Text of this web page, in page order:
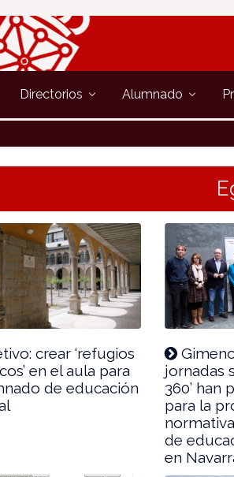
Directorios Alumnado
crear ‘refugios
en el aula para
de educación
jornadas
360’ han
para la
de
en